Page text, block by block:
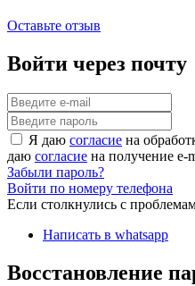
Оставьте отзыв
Войти через почту
Я даю согласие на
даю согласие на получение e-
Забыли пароль?
Войти по номеру телефона
Если столкнулись с
Написать в whatsapp
Восстановление